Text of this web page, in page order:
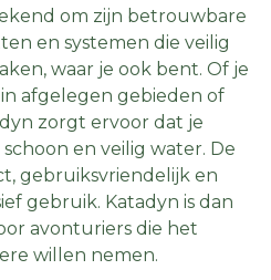
om zijn betrouwbare
en systemen die veilig
waar je ook bent. Of je
afgelegen gebieden of
zorgt ervoor dat je
en veilig water. De
gebruiksvriendelijk en
gebruik. Katadyn is dan
avonturiers die het
willen nemen.